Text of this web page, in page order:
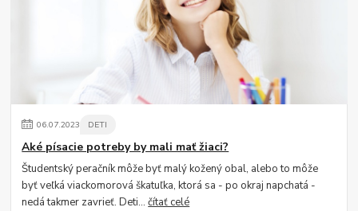
06.07.2023 DETI
Aké písacie potreby by mali mať žiaci?
Študentský peračník môže byť malý kožený obal, alebo to môže
byť veľká viackomorová škatuľka, ktorá sa - po okraj napchatá -
nedá takmer zavrieť. Deti...čítať celé